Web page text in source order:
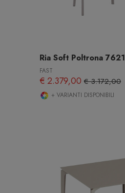
Ria Soft Poltrona 7621
FAST
€ 2.379,00€ 3.172,00
+ VARIANTI DISPONIBILI